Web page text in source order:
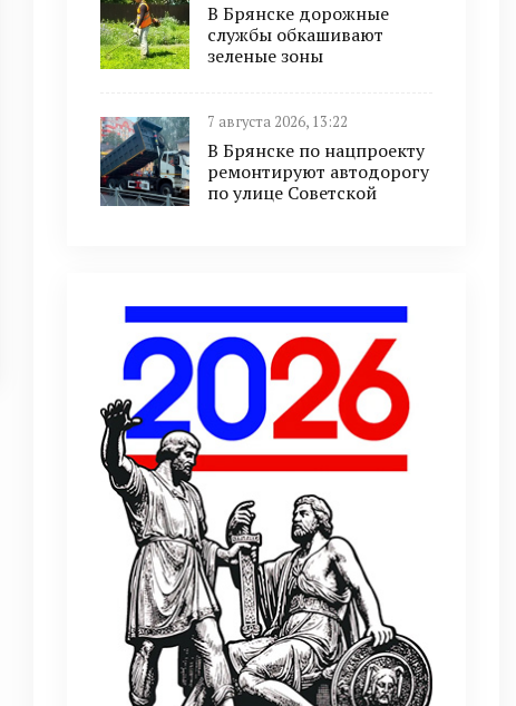
В Брянске дорожные
службы обкашивают
зеленые зоны
7 августа 2026, 13:22
В Брянске по нацпроекту
ремонтируют автодорогу
по улице Советской